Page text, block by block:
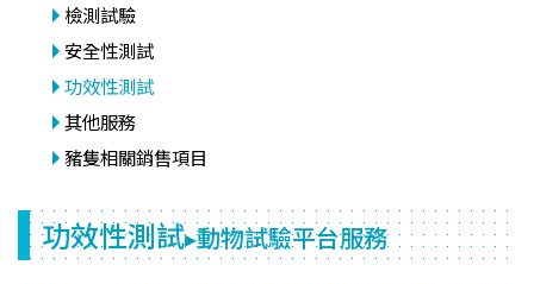
檢測試驗
安全性測試
功效性測試
其他服務
豬隻相關銷售項目
功效性測試▸動物試驗平台服務